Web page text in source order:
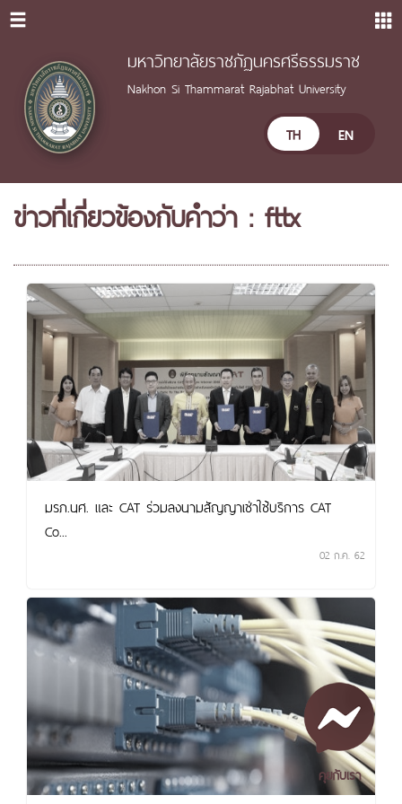
มหาวิทยาลัยราชภัฏนครศรีธรรมราช
Nakhon Si Thammarat Rajabhat University
TH EN
ข่าวที่เกี่ยวข้องกับคำว่า : fttx
มรภ.นศ. และ CAT ร่วมลงนามสัญญาเช่าใช้บริการ CAT
Co...
02 ก.ค. 62
คุยกับเรา